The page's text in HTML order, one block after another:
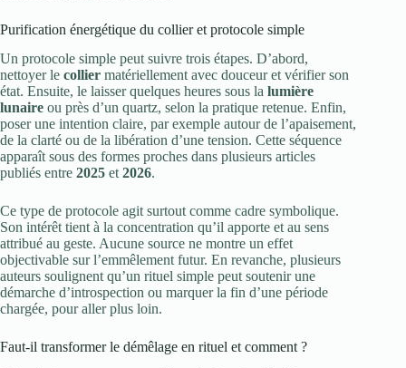
Purification énergétique du collier et protocole simple
Un protocole simple peut suivre trois étapes. D’abord,
nettoyer le collier matériellement avec douceur et vérifier son
état. Ensuite, le laisser quelques heures sous la lumière
lunaire ou près d’un quartz, selon la pratique retenue. Enfin,
poser une intention claire, par exemple autour de l’apaisement,
de la clarté ou de la libération d’une tension. Cette séquence
apparaît sous des formes proches dans plusieurs articles
publiés entre 2025 et 2026.
Ce type de protocole agit surtout comme cadre symbolique.
Son intérêt tient à la concentration qu’il apporte et au sens
attribué au geste. Aucune source ne montre un effet
objectivable sur l’emmêlement futur. En revanche, plusieurs
auteurs soulignent qu’un rituel simple peut soutenir une
démarche d’introspection ou marquer la fin d’une période
chargée, pour aller plus loin.
Faut-il transformer le démêlage en rituel et comment ?